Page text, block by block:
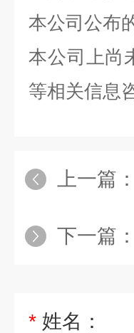
本公司公布
本公司上尚
等相关信息
上一篇：
下一篇：
* 姓名：